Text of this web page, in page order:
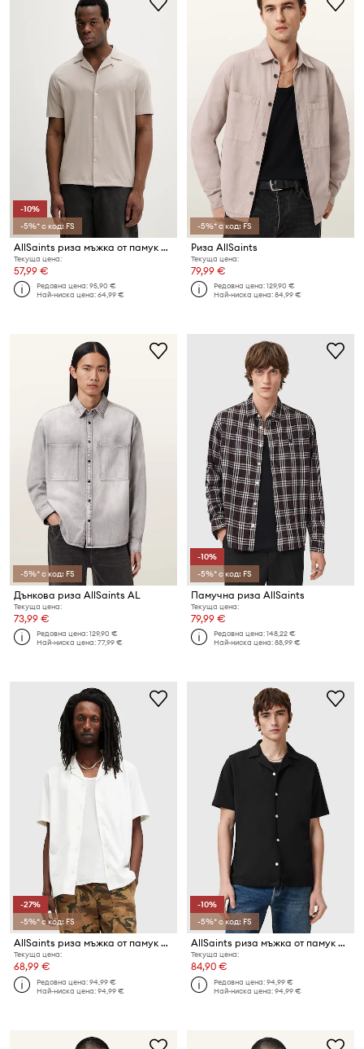
-10%
-5%* с код: FS
AllSaints риза мъжка от памук HUDSON
Текуща цена:
57,99 €
Редовна цена:95,90 €
Най-ниска цена:64,99 €
-5%* с код: FS
Риза AllSaints
Текуща цена:
79,99 €
Редовна цена:129,90 €
Най-ниска цена:84,99 €
-5%* с код: FS
Дънкова риза AllSaints AL
Текуща цена:
73,99 €
Редовна цена:129,90 €
Най-ниска цена:77,99 €
-10%
-5%* с код: FS
Памучна риза AllSaints
Текуща цена:
79,99 €
Редовна цена:148,22 €
Най-ниска цена:88,99 €
-27%
-5%* с код: FS
AllSaints риза мъжка от памук HUDSON
Текуща цена:
68,99 €
Редовна цена:94,99 €
Най-ниска цена:94,99 €
-10%
-5%* с код: FS
AllSaints риза мъжка от памук HUDSON
Текуща цена:
84,90 €
Редовна цена:94,99 €
Най-ниска цена:94,99 €